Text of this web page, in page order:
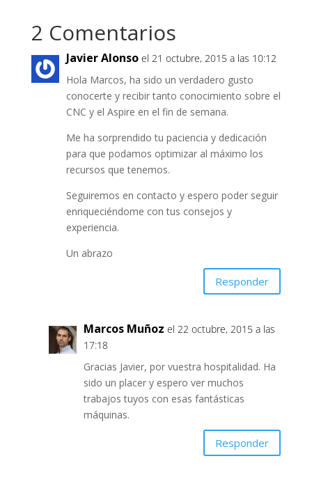
2 Comentarios
Javier Alonso el 21 octubre, 2015 a las 10:12
Hola Marcos, ha sido un verdadero gusto
conocerte y recibir tanto conocimiento sobre el
CNC y el Aspire en el fin de semana.
Me ha sorprendido tu paciencia y dedicación
para que podamos optimizar al máximo los
recursos que tenemos.
Seguiremos en contacto y espero poder seguir
enriqueciéndome con tus consejos y
experiencia.
Un abrazo
Responder
Marcos Muñoz el 22 octubre, 2015 a las
17:18
Gracias Javier, por vuestra hospitalidad. Ha
sido un placer y espero ver muchos
trabajos tuyos con esas fantásticas
máquinas.
Responder